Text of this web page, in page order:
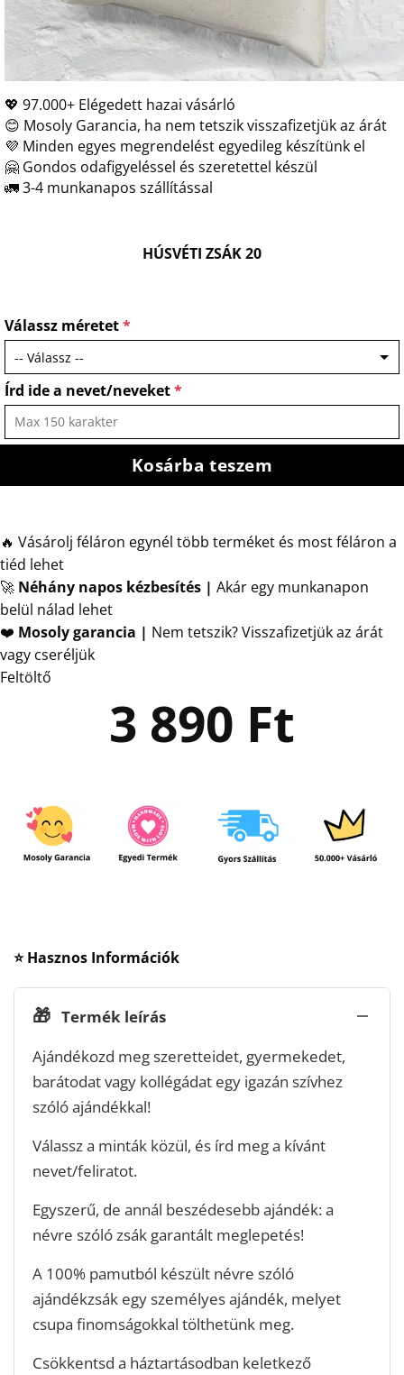
💖 97.000+ Elégedett hazai vásárló
😊 Mosoly Garancia, ha nem tetszik visszafizetjük az árát
💜 Minden egyes megrendelést egyedileg készítünk el
🤗 Gondos odafigyeléssel és szeretettel készül
🚛 3-4 munkanapos szállítással
HÚSVÉTI ZSÁK 20
Válassz méretet*
Írd ide a nevet/neveket*
Kosárba teszem
🔥 Vásárolj féláron egynél több terméket és most féláron a
tiéd lehet
🚀 Néhány napos kézbesítés | Akár egy munkanapon
belül nálad lehet
❤️ Mosoly garancia | Nem tetszik? Visszafizetjük az árát
vagy cseréljük
Feltöltő
3 890 Ft
⭐ Hasznos Információk
🎁 Termék leírás
Ajándékozd meg szeretteidet, gyermekedet,
barátodat vagy kollégádat egy igazán szívhez
szóló ajándékkal!
Válassz a minták közül, és írd meg a kívánt
nevet/feliratot.
Egyszerű, de annál beszédesebb ajándék: a
névre szóló zsák garantált meglepetés!
A 100% pamutból készült névre szóló
ajándékzsák egy személyes ajándék, melyet
csupa finomságokkal tölthetünk meg.
Csökkentsd a háztartásodban keletkező